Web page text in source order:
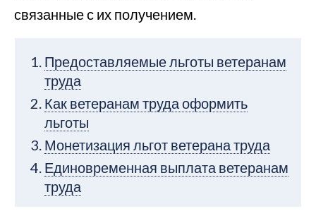
связанные с их получением.
Предоставляемые льготы ветеранам
труда
Как ветеранам труда оформить
льготы
Монетизация льгот ветерана труда
Единовременная выплата ветеранам
труда